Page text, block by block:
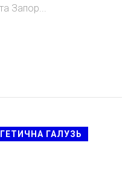
Запор...
ГАЛУЗЬ